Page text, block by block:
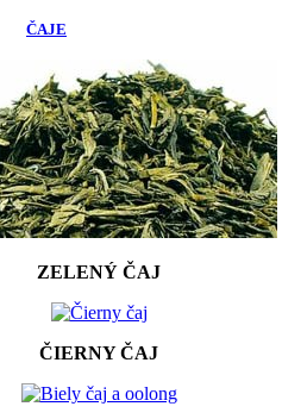
ČAJE
ZELENÝ ČAJ
ČIERNY ČAJ